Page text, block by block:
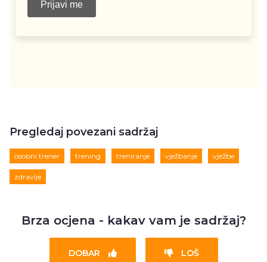
Pregledaj povezani sadržaj
osobni trener trening treniranje vježbanje vježbe
zdravlje
Brza ocjena - kakav vam je sadržaj?
DOBAR LOŠ